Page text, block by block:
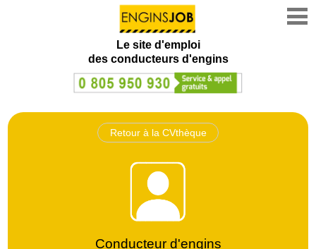
Le site d'emploi
des conducteurs d'engins
Retour à la CVthèque
Conducteur d'engins